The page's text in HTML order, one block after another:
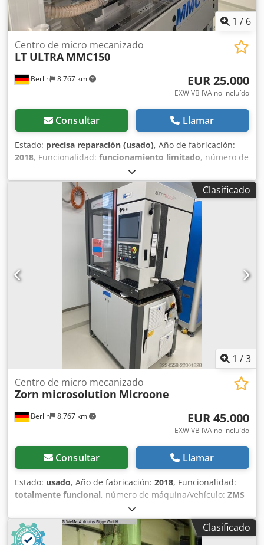
1 / 6
Berlin 8.767 km
Centro de micro mecanizado
LT ULTRA MMC150
EUR 25.000
EXW VB IVA no incluído
Consultar Llamar
Estado: precisa reparación (usado), Año de fabricación:
2018, Funcionalidad: funcionamiento limitado, número de
, recorrido eje X:
recorrido del eje Y:100 mm, recorrido del eje Z:135 mm,
avance eje X:5 m/min, avance Eje Y:5 m/min, Avance eje
, velocidad del cabezal (máx.):125.000 rpm
velocidad del husillo (min.):10.500 rpm , altura total:
1.815 mm , longitud total: 2.339 mm
de corriente de entrada: trifásico , peso total: 1.500 kg
tensión de entrada:400 V, corriente de entrada:
Equipamiento:
documentación / manual
, La fresadora de
ultra precisión, en adelante denominada máquina, está
diseñada y fabricada para el mecanizado por arranque de
viruta de lentes intraoculares dentro de los límites físicos
especificados. Dkodpfxoy Uuxqe Adwer Interruptor de
seguridad de puerta defectuoso Faltan algunos botones
Clasificado
1 /3
Berlin 8.767 km
Centro de micro mecanizado
Zorn microsolution Microone
EUR 45.000
EXW VB IVA no incluído
Consultar Llamar
Estado: usado, Año de fabricación: 2018, Funcionalidad:
totalmente funcional, número de máquina/vehículo: ZMS
100 mm
mm, recorrido del eje Z:135 mm, avance eje X:30 m/min,
avance Eje Y:
30 m/min, Avance eje Z: 30 m/min, velocidad
Clasificado